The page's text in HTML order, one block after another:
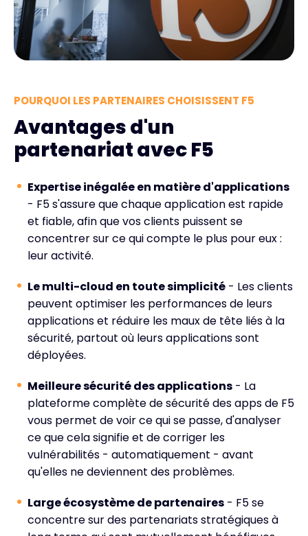
POURQUOI LES PARTENAIRES CHOISISSENT F5
Avantages d'un
partenariat avec F5
Expertise inégalée en matière d'applications
- F5 s'assure que chaque application est rapide
et fiable, afin que vos clients puissent se
concentrer sur ce qui compte le plus pour eux :
leur activité.
Le multi-cloud en toute simplicité - Les clients
peuvent optimiser les performances de leurs
applications et réduire les maux de tête liés à la
sécurité, partout où leurs applications sont
déployées.
Meilleure sécurité des applications - La
plateforme complète de sécurité des apps de F5
vous permet de voir ce qui se passe, d'analyser
ce que cela signifie et de corriger les
vulnérabilités - automatiquement - avant
qu'elles ne deviennent des problèmes.
Large écosystème de partenaires - F5 se
concentre sur des partenariats stratégiques à